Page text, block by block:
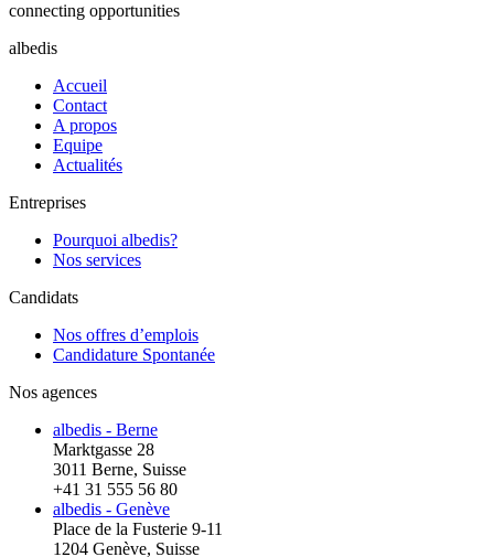
connecting opportunities
albedis
Accueil
Contact
A propos
Equipe
Actualités
Entreprises
Pourquoi albedis?
Nos services
Candidats
Nos offres d’emplois
Candidature Spontanée
Nos agences
albedis - Berne
Marktgasse 28
3011 Berne, Suisse
+41 31 555 56 80
albedis - Genève
Place de la Fusterie 9-11
1204 Genève, Suisse